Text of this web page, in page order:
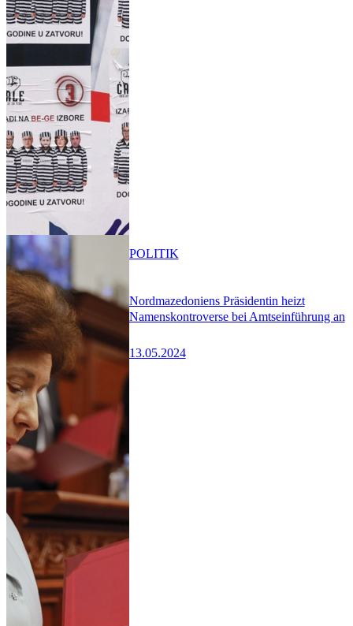
Nordmazedoniens Präsidentin heizt
Namenskontroverse bei Amtseinführung an
13.05.2024
POLITIK